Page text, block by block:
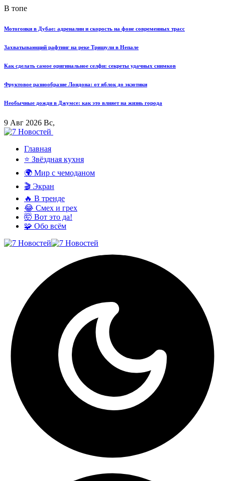
В топе
Мотогонки в Дубае: адреналин и скорость на фоне современных трасс
Захватывающий рафтинг на реке Тришули в Непале
Как сделать самое оригинальное селфи: секреты удачных снимков
Фруктовое разнообразие Лондона: от яблок до экзотики
Необычные дожди в Джумсе: как это влияет на жизнь города
9 Авг 2026 Вс,
Главная
⭐ Звёздная кухня
🌍 Мир с чемоданом
🎬 Экран
🔥 В тренде
😂 Смех и грех
🤯 Вот это да!
🧩 Обо всём